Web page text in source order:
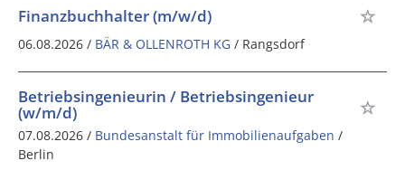
Finanzbuchhalter (m/w/d)
06.08.2026 / BÄR & OLLENROTH KG / Rangsdorf
Betriebsingenieurin / Betriebsingenieur
(w/m/d)
07.08.2026 / Bundesanstalt für Immobilienaufgaben /
Berlin